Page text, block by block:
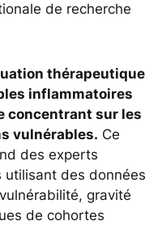
de recherche
thérapeutique
inflammatoires
concentrant sur les
vulnérables. Ce
des experts
utilisant des données
gravité
de cohortes